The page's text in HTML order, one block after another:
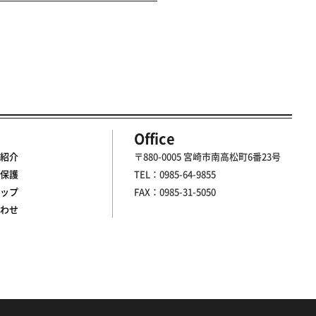
介
護
プ
せ
Office
〒880-0005 宮崎市南高松町6番23号
TEL：0985-64-9855
FAX：0985-31-5050